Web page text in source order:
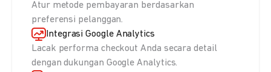
Atur metode pembayaran berdasarkan
preferensi pelanggan.
Integrasi Google Analytics
Lacak performa checkout Anda secara detail
dengan dukungan Google Analytics.